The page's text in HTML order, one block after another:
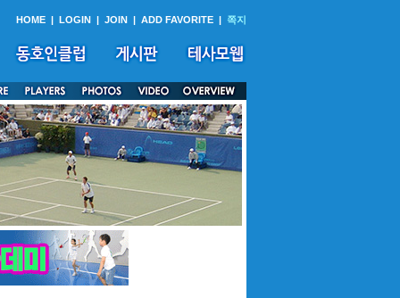
HOME | LOGIN | JOIN | ADD FAVORITE | 쪽지